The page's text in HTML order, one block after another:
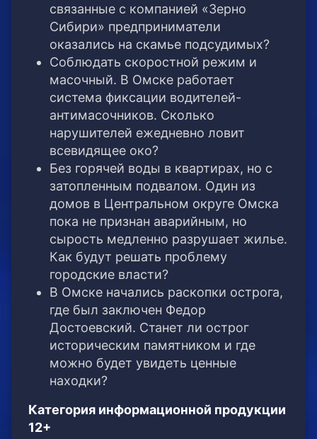
связанные с компанией «Зерно
Сибири» предприниматели
оказались на скамье подсудимых?
Соблюдать скоростной режим и
масочный. В Омске работает
система фиксации водителей-
антимасочников. Сколько
нарушителей ежедневно ловит
всевидящее око?
Без горячей воды в квартирах, но с
затопленным подвалом. Один из
домов в Центральном округе Омска
пока не признан аварийным, но
сырость медленно разрушает жилье.
Как будут решать проблему
городские власти?
В Омске начались раскопки острога,
где был заключен Федор
Достоевский. Станет ли острог
историческим памятником и где
можно будет увидеть ценные
находки?
Категория информационной продукции
12+